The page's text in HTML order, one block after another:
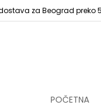
za Beograd preko
POČETNA